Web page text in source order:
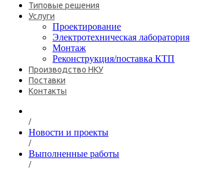
Типовые решения
Услуги
Проектирование
Электротехническая лаборатория
Монтаж
Реконструкция/поставка КТП
Производство НКУ
Поставки
Контакты
/
Новости и проекты
/
Выполненные работы
/